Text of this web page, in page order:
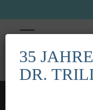
35
DR.